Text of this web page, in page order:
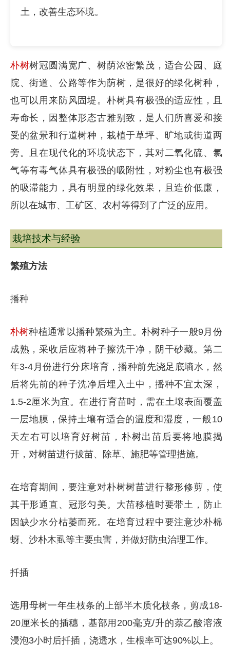
土，改善生态环境。
朴树树冠圆满宽广、树荫浓密繁茂，适合公园、庭
院、街道、公路等作为荫树，是很好的绿化树种，
也可以用来防风固堤。朴树具有极强的适应性，且
寿命长，因整体形态古雅别致，是人们所喜爱和接
受的盆景和行道树种，栽植于草坪、旷地或街道两
旁。且在现代化的环境状态下，其对二氧化硫、氯
气等有毒气体具有极强的吸附性，对粉尘也有极强
的吸滞能力，具有明显的绿化效果，且造价低廉，
所以在城市、工矿区、农村等得到了广泛的应用。
栽培技术与经验
繁殖方法
播种
朴树种植通常以播种繁殖为主。朴树种子一般9月份
成熟，采收后应将种子擦洗干净，阴干砂藏。第二
年3-4月份进行分床培育，播种前先浇足底墒水，然
后将先前的种子洗净后埋入土中，播种不宜太深，
1.5-2厘米为宜。在进行育苗时，需在土壤表面覆盖
一层地膜，保持土壤有适合的温度和湿度，一般10
天左右可以培育好树苗，朴树出苗后要将地膜揭
开，对树苗进行拔苗、除草、施肥等管理措施。
在培育期间，要注意对朴树树苗进行整形修剪，使
其干形通直、冠形匀美。大苗移植时要带土，防止
因缺少水分枯萎而死。在培育过程中要注意沙朴棉
蚜、沙朴木虱等主要虫害，并做好防虫治理工作。
扦插
选用母树一年生枝条的上部半木质化枝条，剪成18-
20厘米长的插穗，基部用200毫克/升的萘乙酸溶液
浸泡3小时后扦插，浇透水，生根率可达90%以上。